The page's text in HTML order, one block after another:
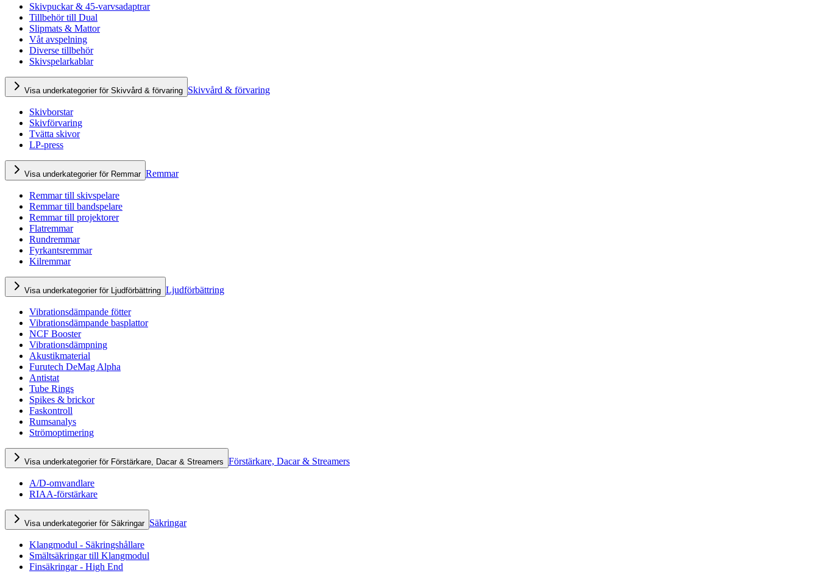
Skivpuckar & 45-varvsadaptrar
Tillbehör till Dual
Slipmats & Mattor
Våt avspelning
Diverse tillbehör
Skivspelarkablar
Visa underkategorier för Skivvård & förvaring Skivvård & förvaring
Skivborstar
Skivförvaring
Tvätta skivor
LP-press
Visa underkategorier för Remmar Remmar
Remmar till skivspelare
Remmar till bandspelare
Remmar till projektorer
Flatremmar
Rundremmar
Fyrkantsremmar
Kilremmar
Visa underkategorier för Ljudförbättring Ljudförbättring
Vibrationsdämpande fötter
Vibrationsdämpande basplattor
NCF Booster
Vibrationsdämpning
Akustikmaterial
Furutech DeMag Alpha
Antistat
Tube Rings
Spikes & brickor
Faskontroll
Rumsanalys
Strömoptimering
Visa underkategorier för Förstärkare, Dacar & Streamers Förstärkare, Dacar & Streamers
A/D-omvandlare
RIAA-förstärkare
Visa underkategorier för Säkringar Säkringar
Klangmodul - Säkringshållare
Smältsäkringar till Klangmodul
Finsäkringar - High End